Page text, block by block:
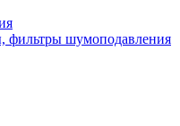
фильтры шумоподавления